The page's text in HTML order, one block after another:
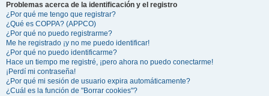
Problemas acerca de la identificación y el registro
¿Por qué me tengo que registrar?
¿Qué es COPPA? (APPCO)
¿Por qué no puedo registrarme?
Me he registrado ¡y no me puedo identificar!
¿Por qué no puedo identificarme?
Hace un tiempo me registré, ¡pero ahora no puedo conectarme!
¡Perdí mi contraseña!
¿Por qué mi sesión de usuario expira automáticamente?
¿Cuál es la función de "Borrar cookies"?